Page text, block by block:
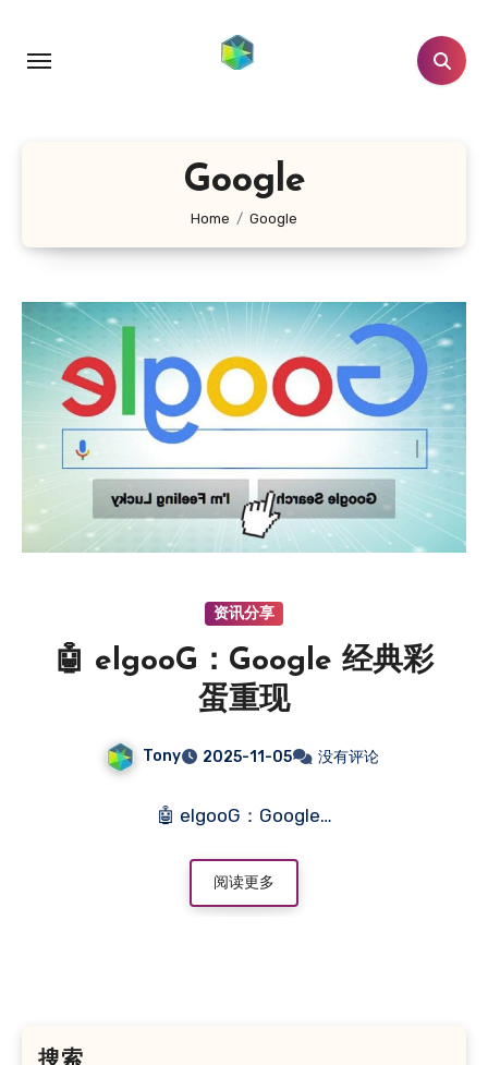
Google
Home Google
资讯分享
🤖 elgooG：Google 经典彩
蛋重现
Tony 2025-11-05 没有评论
🤖 elgooG：Google…
阅读更多